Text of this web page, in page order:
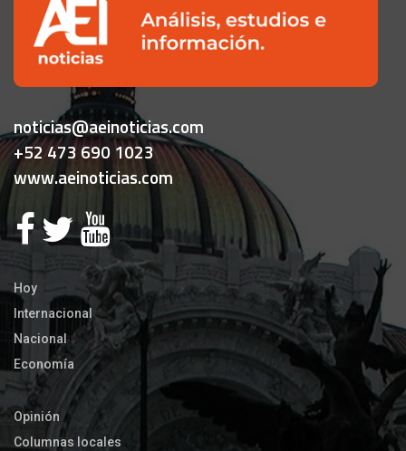
noticias@aeinoticias.com
+52 473 690 1023
www.aeinoticias.com
Hoy
Internacional
Nacional
Economía
Opinión
Columnas locales